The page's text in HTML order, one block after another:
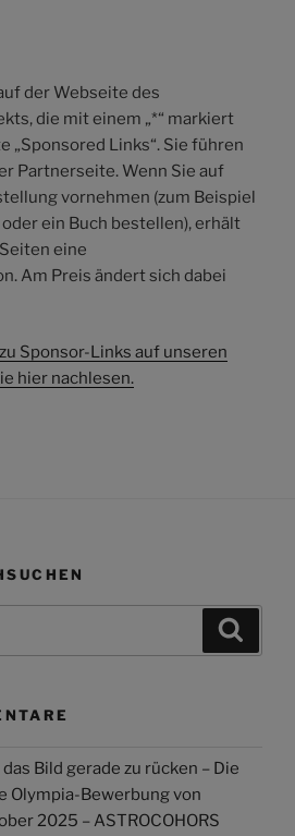
der Webseite des
die mit einem „*“ markiert
„Sponsored Links“. Sie führen
Partnerseite. Wenn Sie auf
vornehmen (zum Beispiel
ein Buch bestellen), erhält
eine
Am Preis ändert sich dabei
Sponsor-Links auf unseren
hier nachlesen.
Bild gerade zu rücken – Die
Olympia-Bewerbung von
2025 – ASTROCOHORS